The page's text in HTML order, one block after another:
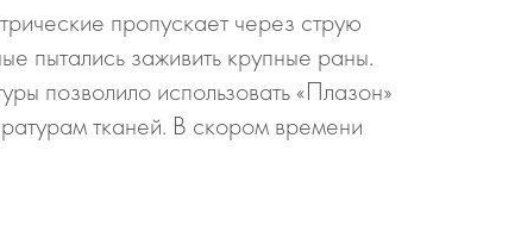
пропускает через струю
пытались заживить крупные раны.
позволило использовать «Плазон»
тканей. В скором времени